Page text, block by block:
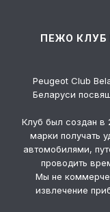
ПЕЖО КЛУБ
Peugeot Club
Беларуси
Клуб был создан в
марки получать
автомобилями,
проводить
Мы не
извлечение